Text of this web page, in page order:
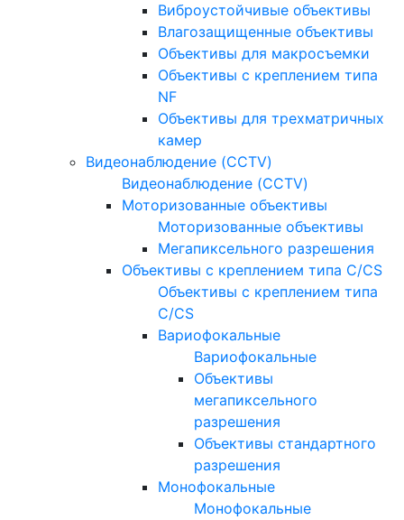
Виброустойчивые объективы
Влагозащищенные объективы
Объективы для макросъемки
Объективы с креплением типа
NF
Объективы для трехматричных
камер
Видеонаблюдение (CCTV)
Видеонаблюдение (CCTV)
Моторизованные объективы
Моторизованные объективы
Мегапиксельного разрешения
Объективы с креплением типа C/CS
Объективы с креплением типа
C/CS
Вариофокальные
Вариофокальные
Объективы
мегапиксельного
разрешения
Объективы стандартного
разрешения
Монофокальные
Монофокальные